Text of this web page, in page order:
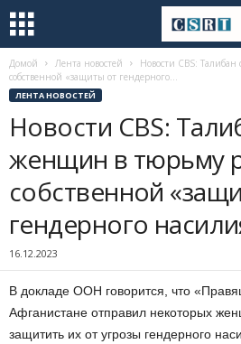
Домой Лента новостей
Новости CBS:
собственной «защиты от гендерного...
ЛЕНТА НОВОСТЕЙ
Новости CBS:
женщин в тюрьму
собственной
гендерного
16.12.2023
В докладе ООН говорится, что
Афганистане отправил некоторых
защитить их от угрозы гендерного